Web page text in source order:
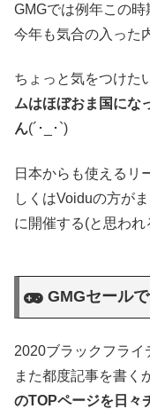
GMGでは例年この時
今年も気合の入った
ちょっと気をつけた
ムはほぼおま国にな
ん(´･_･`)
日本からも使えるリ
しくはVoiduの方が
に開催する(と思われ
GMGセール
2020ブラックフライ
また都度記事を書く
のTOPページを日々